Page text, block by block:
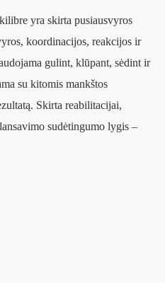
yra skirta pusiausvyros
koordinacijos, reakcijos ir
gulint, klūpant, sėdint ir
su kitomis mankštos
Skirta reabilitacijai,
sudėtingumo lygis –